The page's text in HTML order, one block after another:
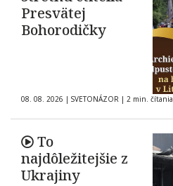
Presvätej
Bohorodičky
08. 08. 2026 | SVETONÁZOR | 2 min. čítania
To
najdôležitejšie z
Ukrajiny